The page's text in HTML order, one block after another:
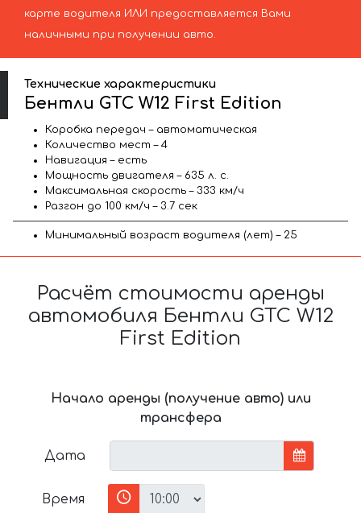
карте водителя ИЛИ предоставляется Вами
наличными при получении авто.
Технические характеристики
Бентли GTC W12 First Edition
Коробка передач – автоматическая
Количество мест – 4
Навигация – есть
Мощность двигателя – 635 л. с.
Максимальная скорость – 333 км/ч
Разгон до 100 км/ч – 3.7 сек
Минимальный возраст водителя (лет) – 25
Расчёт стоимости аренды
автомобиля Бентли GTC W12
First Edition
Начало аренды (получение авто) или
трансфера
Дата
Время